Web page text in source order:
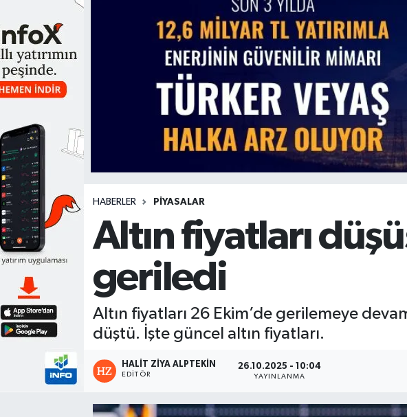
HABERLER PİYASALAR
Altın fiyatları
geriledi
Altın fiyatları 26 Ekim’de gerilemeye
düştü. İşte güncel altın fiyatları.
HALIT ZIYA ALPTEKIN
EDITÖR
26.10.2025 - 10:04
YAYINLANMA